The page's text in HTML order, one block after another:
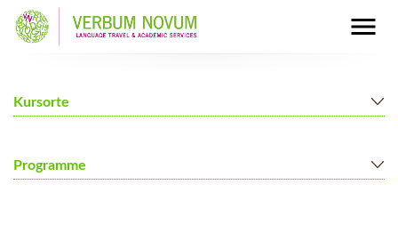
Kursorte
Mainz
Programme